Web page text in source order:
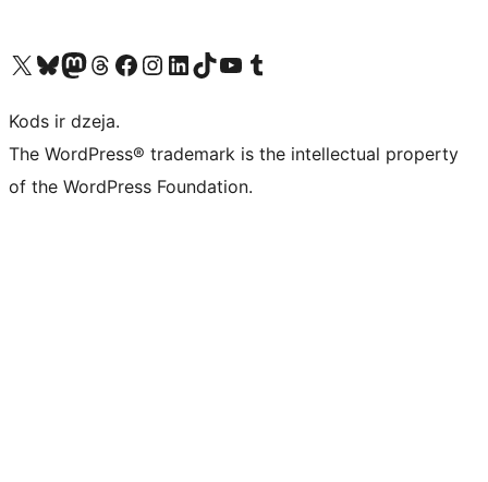
Apmeklējiet mūsu X (agrāk Twitter) kontu
Apmeklējiet mūsu Bluesky kontu
Apmeklējiet mūsu Mastodon kontu
Apmeklējiet mūsu Threads kontu
Apmeklējiet mūsu Facebook lapuApmeklējiet mūsu Instagram kontu
Apmeklējiet mūsu LinkedIn kontu
Apmeklējiet mūsu TikTok kontu
Apmeklējiet mūsu YouTube kanālu
Apmeklējiet mūsu Tumblr kontu
Kods ir dzeja.
The WordPress® trademark is the intellectual property
of the WordPress Foundation.